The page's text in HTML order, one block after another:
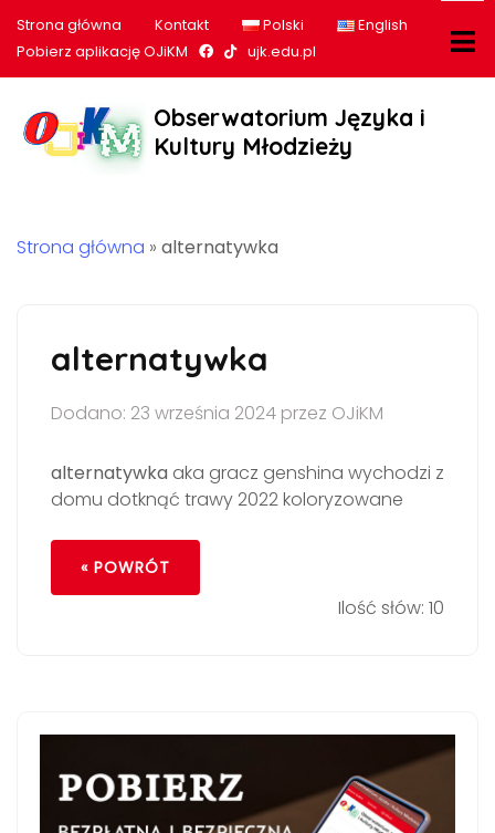
Strona główna Kontakt Polski
English
Pobierz aplikację OJiKM
Nasz profil na Facebook
Nasz profil na tiktok
ujk.edu.pl
Obserwatorium Języka i
Kultury Młodzieży
Strona główna » alternatywka
alternatywka
Dodano: 23 września 2024 przez OJiKM
alternatywka aka gracz genshina wychodzi z
domu dotknąć trawy 2022 koloryzowane
« POWRÓT
Ilość słów: 10